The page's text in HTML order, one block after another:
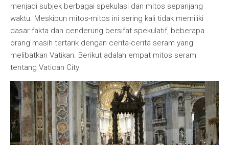
menjadi subjek berbagai spekulasi dan mitos sepanjang
waktu. Meskipun mitos-mitos ini sering kali tidak memiliki
dasar fakta dan cenderung bersifat spekulatif, beberapa
orang masih tertarik dengan cerita-cerita seram yang
melibatkan Vatikan. Berikut adalah empat mitos seram
tentang Vatican City: